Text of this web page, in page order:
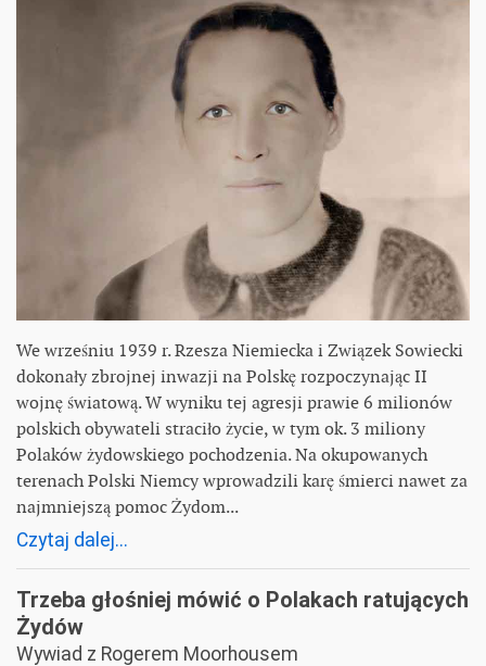
We wrześniu 1939 r. Rzesza Niemiecka i Związek Sowiecki
dokonały zbrojnej inwazji na Polskę rozpoczynając II
wojnę światową. W wyniku tej agresji prawie 6 milionów
polskich obywateli straciło życie, w tym ok. 3 miliony
Polaków żydowskiego pochodzenia. Na okupowanych
terenach Polski Niemcy wprowadzili karę śmierci nawet za
najmniejszą pomoc Żydom...
Czytaj dalej...
Trzeba głośniej mówić o Polakach ratujących
Żydów
Wywiad z Rogerem Moorhousem